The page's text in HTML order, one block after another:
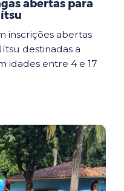
abertas para
inscrições abertas
destinadas a
idades entre 4 e 17